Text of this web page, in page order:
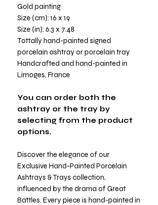
Gold painting
Size (cm): 16 x 19
Size (in): 6.3 x 7.48
Tottally hand-painted signed
porcelain ashtray or porcelain tray
Handcrafted and hand-painted in
Limoges, France
You can order both the
ashtray or the tray by
selecting from the product
options.
Discover the elegance of our
Exclusive Hand-Painted Porcelain
Ashtrays & Trays collection,
influenced by the drama of Great
Battles. Every piece is hand-painted in